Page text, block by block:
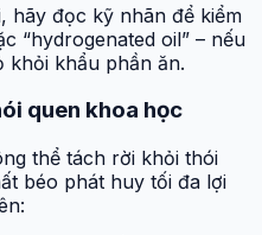
hãy đọc kỹ nhãn để kiểm
“hydrogenated oil” – nếu
khỏi khẩu phần ăn.
quen khoa học
thể tách rời khỏi thói
béo phát huy tối đa lợi